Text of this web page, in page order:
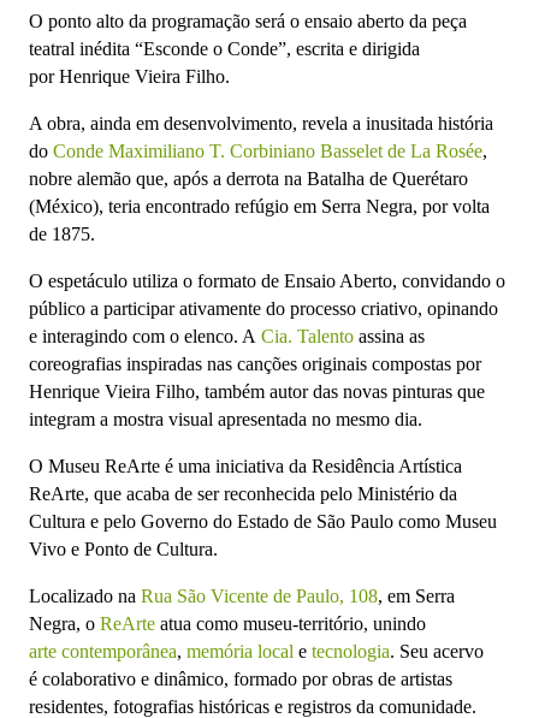
O ponto alto da programação será o ensaio aberto da peça
teatral inédita “Esconde o Conde”, escrita e dirigida
porHenrique Vieira Filho.
A obra, ainda em desenvolvimento, revela a inusitada história
do Conde Maximiliano T. Corbiniano Basselet de La Rosée,
nobre alemão que, após a derrota na Batalha de Querétaro
(México), teria encontrado refúgio em Serra Negra, por volta
de 1875.
O espetáculo utiliza o formato de Ensaio Aberto, convidando o
público a participar ativamente do processo criativo, opinando
e interagindo com o elenco. A Cia. Talento assina as
coreografias inspiradas nas canções originais compostas por
Henrique Vieira Filho, também autor das novas pinturas que
integram a mostra visual apresentada no mesmo dia.
O Museu ReArte é uma iniciativa da Residência Artística
ReArte, que acaba de ser reconhecida pelo Ministério da
Cultura e pelo Governo do Estado de São Paulo como Museu
Vivo e Ponto de Cultura.
Localizado na Rua São Vicente de Paulo, 108, em Serra
Negra, o ReArte atua como museu-território, unindo
arte contemporânea, memória local e tecnologia. Seu acervo
é colaborativo e dinâmico, formado por obras de artistas
residentes, fotografias históricas e registros da comunidade.